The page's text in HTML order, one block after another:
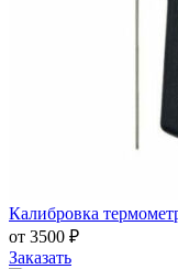
Калибровка
от 3500 ₽
Заказать